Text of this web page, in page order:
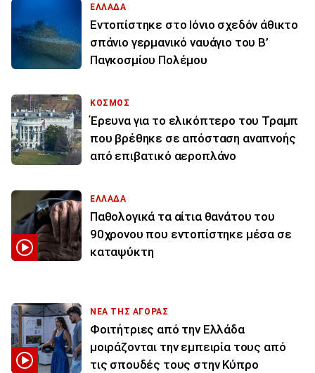
ΕΛΛΑΔΑ
Εντοπίστηκε στο Ιόνιο σχεδόν άθικτο
σπάνιο γερμανικό ναυάγιο του Β’
Παγκοσμίου Πολέμου
ΚΟΣΜΟΣ
Έρευνα για το ελικόπτερο του Τραμπ
που βρέθηκε σε απόσταση αναπνοής
από επιβατικό αεροπλάνο
ΕΛΛΑΔΑ
Παθολογικά τα αίτια θανάτου του
90χρονου που εντοπίστηκε μέσα σε
καταψύκτη
ΝΕΑ ΤΗΣ ΑΓΟΡΑΣ
Φοιτήτριες από την Ελλάδα
μοιράζονται την εμπειρία τους από
τις σπουδές τους στην Κύπρο